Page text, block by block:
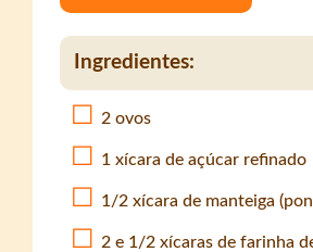
Ingredientes:
2 ovos
1 xícara de açúcar refinado
1/2 xícara de manteiga
2 e 1/2 xícaras de farinha